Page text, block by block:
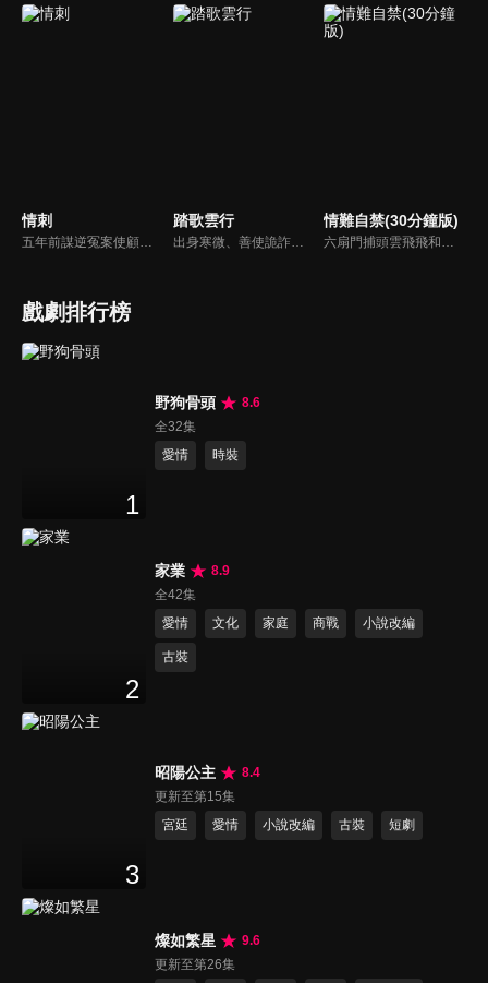
情刺
五年前謀逆冤案使顧君遙滿門慘死，她委身神秘組織隱忍數載只為復仇，皇子岳瑾宸便是她復仇最好的刀。誰曾想宛如謫仙的白蓮竟是心思深沉的惡鬼，步步為營卻終成傀儡。一邊慾望肆意燃燒，一邊深宮危機重重，她該何去何從？
踏歌雲行
出身寒微、善使詭詐之術的江湖騙子辛雲歌，為躲避官府通緝一路逃亡至邊境冬夜城，卻不想因一場仗義之舉，意外攪亂了鎮疆王世子秦唳行圍捕敵國奸細的行動。為求脫身，辛雲歌被迫與秦唳行合作開始了一場“公主駕到”的騙局，在一場場驚險刺殺襲來的同時，更大的危機悄然來臨。
情難自禁(30分鐘版)
六扇門捕頭雲飛飛和乾坤幫位高權重的顧臨淵，二人是水火不容的死對頭，然而揭開神秘面紗後，彼此竟是分別多年刻骨銘心的戀人，於是兩人再次情難自禁，隨著兩人的破鏡重圓，當年塵封的謎團也逐漸被解開…
戲劇排行榜
1
野狗骨頭
8.6
全32集
愛情
時裝
2
家業
8.9
全42集
愛情
文化 家庭 商戰 小說改編
古裝
3
昭陽公主
8.4
更新至第15集
宮廷
愛情 小說改編 古裝 短劇
燦如繁星
9.6
更新至第26集